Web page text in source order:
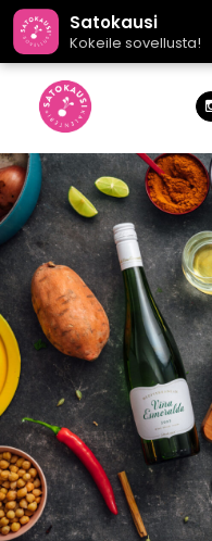
Satokausi
Kokeile sovellusta!